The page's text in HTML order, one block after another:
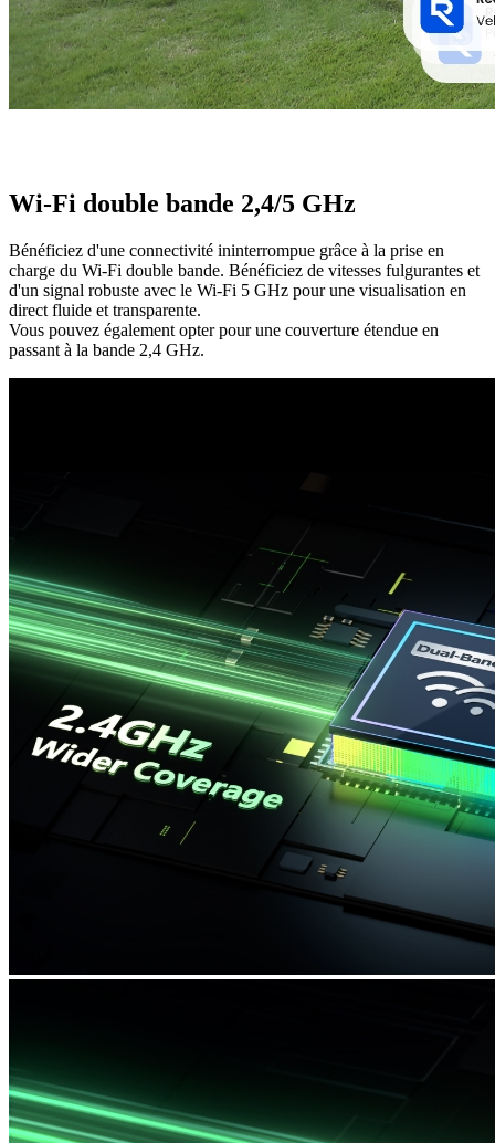
Wi-Fi double bande 2,4/5 GHz
Bénéficiez d'une connectivité ininterrompue grâce à la prise en
charge du Wi-Fi double bande. Bénéficiez de vitesses fulgurantes et
d'un signal robuste avec le Wi-Fi 5 GHz pour une visualisation en
direct fluide et transparente.
Vous pouvez également opter pour une couverture étendue en
passant à la bande 2,4 GHz.